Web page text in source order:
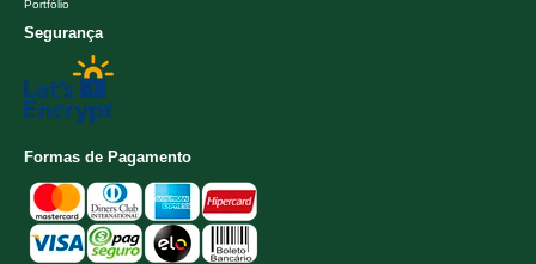
Portfólio
Segurança
Formas de Pagamento